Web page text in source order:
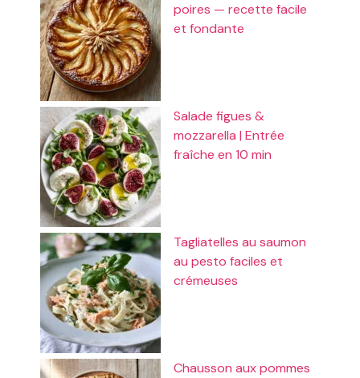
poires — recette facile
et fondante
Salade figues &
mozzarella | Entrée
fraîche en 10 min
Tagliatelles au saumon
au pesto faciles et
crémeuses
Chausson aux pommes